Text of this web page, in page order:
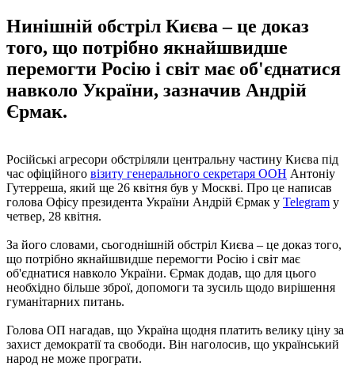
Нинішній обстріл Києва – це доказ
того, що потрібно якнайшвидше
перемогти Росію і світ має об'єднатися
навколо України, зазначив Андрій
Єрмак.
Російські агресори обстріляли центральну частину Києва під
час офіційного візиту генерального секретаря ООН Антоніу
Гутерреша, який ще 26 квітня був у Москві. Про це написав
голова Офісу президента України Андрій Єрмак у Telegram у
четвер, 28 квітня.
За його словами, сьогоднішній обстріл Києва – це доказ того,
що потрібно якнайшвидше перемогти Росію і світ має
об'єднатися навколо України. Єрмак додав, що для цього
необхідно більше зброї, допомоги та зусиль щодо вирішення
гуманітарних питань.
Голова ОП нагадав, що Україна щодня платить велику ціну за
захист демократії та свободи. Він наголосив, що український
народ не може програти.